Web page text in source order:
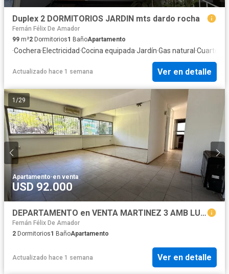
Duplex 2 DORMITORIOS JARDIN mts dardo rocha
Fernán Félix De Amador
99 m²2 Dormitorios1 BañoApartamento
·Cochera·Electricidad·Cocina equipada·Jardín·Gas natural ·Cuarto
Actualizado hace 1 semana Ver en detalle
1 /29
Apartamento·en venta
USD 92.000
DEPARTAMENTO en VENTA MARTINEZ 3 AMB LUMINOSO
Fernán Félix De Amador
2 Dormitorios1 BañoApartamento
Actualizado hace 1 semana Ver en detalle